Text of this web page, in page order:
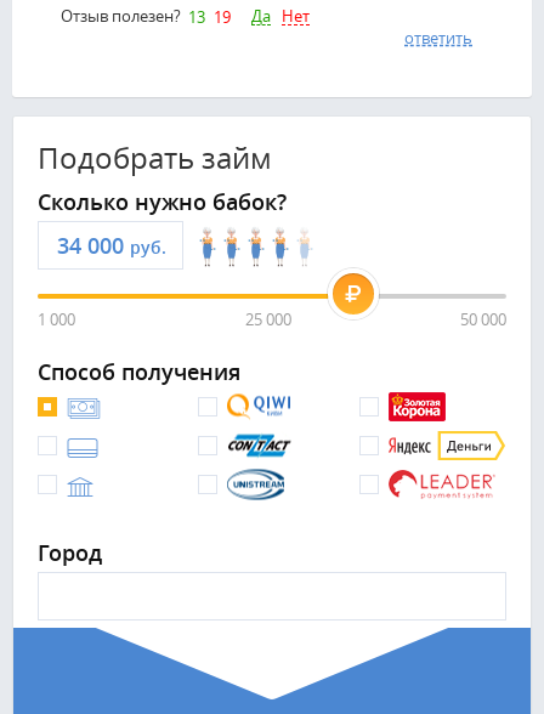
Отзыв полезен? 13 19 Да Нет
ответить
Подобрать займ
Сколько нужно бабок?
руб.
1 000 25 000 50 000
Способ получения
Город